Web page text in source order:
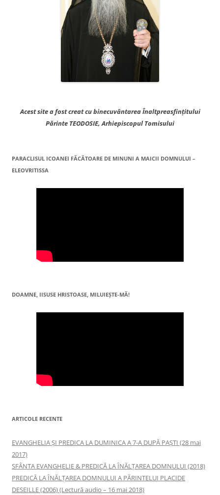
Acest site a fost creat cu binecuvântarea Înaltpreasfințitului
Părinte TEODOSIE, Arhiepiscopul Tomisului
PARACLISUL ICOANEI FĂCĂTOARE DE MINUNI A MAICII DOMNULUI –
ELEOVRITISSA
DOAMNE, IISUSE HRISTOASE, MILUIEŞTE-MĂ!
ARTICOLE RECENTE
EVANGHELIA ȘI PREDICA LA DUMINICA A 7-A DUPĂ PAȘTI (28 mai
2017)
SFÂNTA EVANGHELIE & PREDICĂ LA ÎNĂLŢAREA DOMNULUI (2018)
PREDICĂ LA ÎNĂLŢAREA DOMNULUI A PĂRINTELUI PLACIDE
DESEILLE (2006) (Lectură audio – 16 mai 2018)